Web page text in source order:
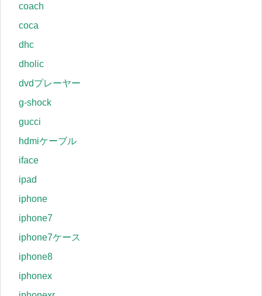
coach
coca
dhc
dholic
dvdプレーヤー
g-shock
gucci
hdmiケーブル
iface
ipad
iphone
iphone7
iphone7ケース
iphone8
iphonex